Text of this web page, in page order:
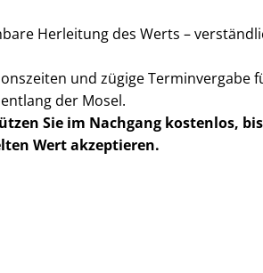
Herleitung des Werts –
und zügige Terminvergabe
der Mosel.
Sie im Nachgang kostenlos,
Wert akzeptieren.